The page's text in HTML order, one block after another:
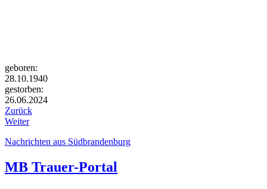
geboren:
28.10.1940
gestorben:
26.06.2024
Zurück
Weiter
Nachrichten aus Südbrandenburg
MB Trauer-Portal